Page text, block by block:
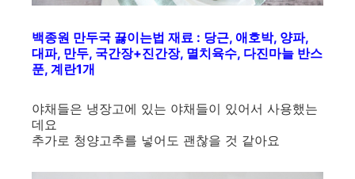
백종원 만두국 끓이는법 재료 : 당근, 애호박, 양파,
대파, 만두, 국간장+진간장, 멸치육수, 다진마늘 반스
푼, 계란1개
야채들은 냉장고에 있는 야채들이 있어서 사용했는
데요
추가로 청양고추를 넣어도 괜찮을 것 같아요